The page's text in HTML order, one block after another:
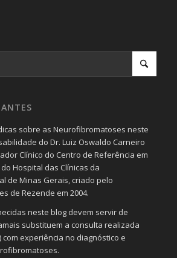
sobre as Neurofibromatoses neste
do Dr. Luiz Oswaldo Carneiro
Clínico do Centro de Referência em
Hospital das Clínicas da
de Minas Gerais, criado pelo
de Rezende em 2004.
neste blog devem servir de
substituem a consulta realizada
com experiência no diagnóstico e